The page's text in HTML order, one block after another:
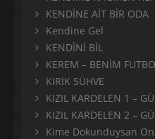
KENDİNE AİT BİR ODA
Kendine Gel
KENDİNİ BİL
KEREM – BENİM
KIRIK SÜHVE
KIZIL KARDELEN 1 –
KIZIL KARDELEN 2 –
Kime Dokunduysan